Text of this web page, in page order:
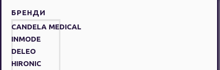
БРЕНДИ
CANDELA MEDICAL
INMODE
DELEO
HIRONIC